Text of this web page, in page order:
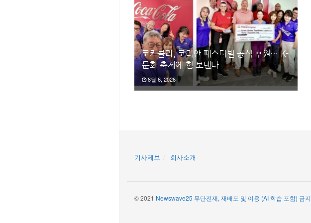
코카콜라, 코리안 페스티벌 공식 후원… K-
문화 축제에 힘 보탠다
8월 6, 2026
기사제보 회사소개
© 2021 Newswave25 무단전재, 재배포 및 이용 (AI 학습 포함) 금지